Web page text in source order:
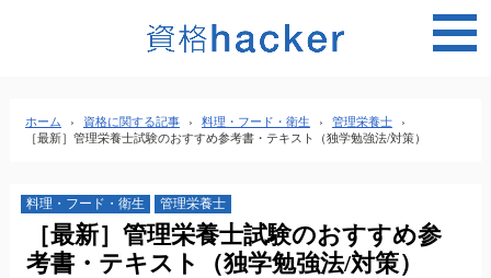
ホーム › 資格に関する記事 › 料理・フード・衛生 › 管理栄養士
›
［最新］管理栄養士試験のおすすめ参考書・テキスト（独学勉強法/対策）
料理・フード・衛生 管理栄養士
［最新］管理栄養士試験のおすすめ参
考書・テキスト（独学勉強法/対策）